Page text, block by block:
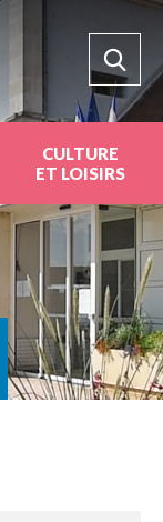
CULTURE
ET LOISIRS